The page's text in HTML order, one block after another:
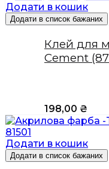
Додати в кошик
Додати в список бажаних
Клей для
Cement
198,00 ₴
Додати в кошик
Додати в список бажаних